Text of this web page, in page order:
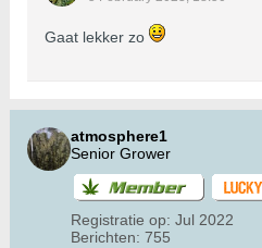
Gaat lekker zo
atmosphere1
Senior Grower
Registratie op: Jul 2022
Berichten: 755